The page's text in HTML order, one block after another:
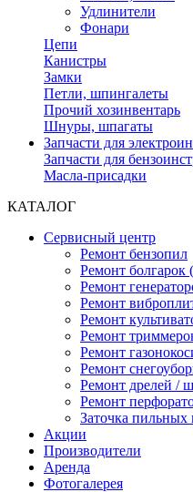
Удлинители
Фонари
Цепи
Канистры
Замки
Петли, шпингалеты
Прочий хозинвентарь
Шнуры, шпагаты
Запчасти для
Запчасти для
Масла-присадки
КАТАЛОГ
Сервисный центр
Ремонт бензопил
Ремонт
Ремонт
Ремонт
Ремонт
Ремонт
Ремонт
Ремонт
Ремонт дрелей /
Ремонт
Заточка пильных
Акции
Производители
Аренда
Фотогалерея